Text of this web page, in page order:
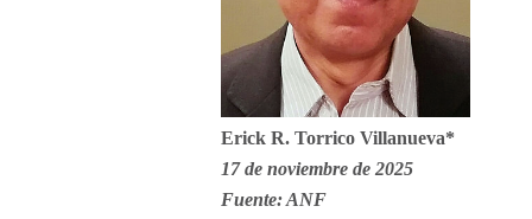
Erick R. Torrico Villanueva*
17 de noviembre de 2025
Fuente: ANF